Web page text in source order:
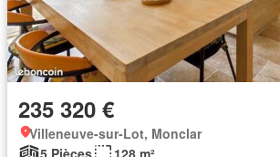
235 320 €
Villeneuve-sur-Lot, Monclar
5 Pièces
128 m²